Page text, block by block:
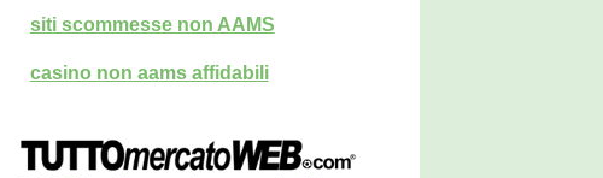
siti scommesse non AAMS
casino non aams affidabili